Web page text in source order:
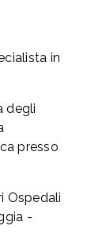
in
degli
presso
Ospedali
-